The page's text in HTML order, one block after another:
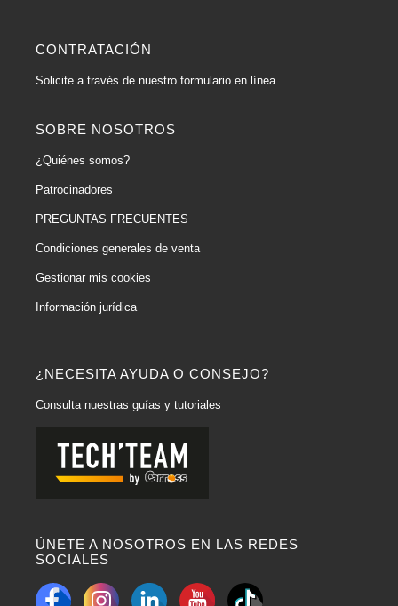
¿NECESITA AYUDA O CONSEJO?
Consulta nuestras guías y tutoriales
ÚNETE A NOSOTROS EN LAS REDES
SOCIALES
CONTRATACIÓN
Solicite a través de nuestro formulario en línea
SOBRE NOSOTROS
¿Quiénes somos?
Patrocinadores
PREGUNTAS FRECUENTES
Condiciones generales de venta
Gestionar mis cookies
Información jurídica